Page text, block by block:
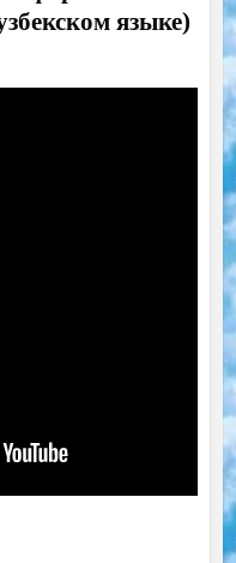
языке)